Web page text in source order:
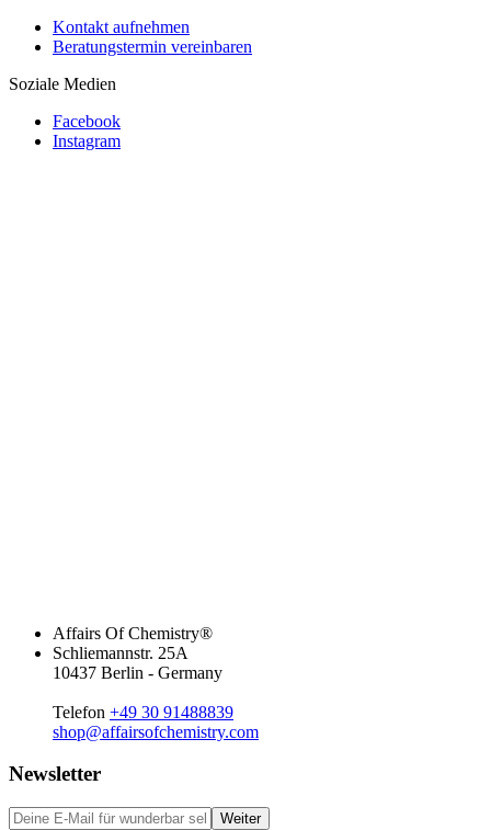
Kontakt aufnehmen
Beratungstermin vereinbaren
Soziale Medien
Facebook
Instagram
Affairs Of Chemistry®
Schliemannstr. 25A
10437 Berlin - Germany
Telefon +49 30 91488839
shop@affairsofchemistry.com
Newsletter
Weiter